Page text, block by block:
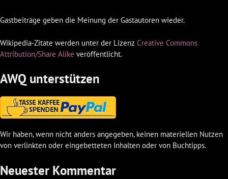
Gastbeiträge geben die Meinung der Gastautoren wieder.
Wikipedia-Zitate werden unter der Lizenz Creative Commons
Attribution/Share Alike veröffentlicht.
AWQ unterstützen
Wir haben, wenn nicht anders angegeben, keinen materiellen Nutzen
von verlinkten oder eingebetteten Inhalten oder von Buchtipps.
Neuester Kommentar